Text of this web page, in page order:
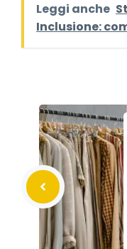
Leggi anche
Inclusione: